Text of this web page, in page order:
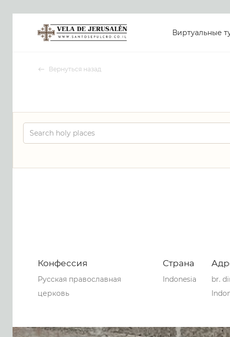
Виртуальные
Вернуться назад
Конфессия
Русская православная
церковь
Страна
Indonesia
br.
0 0 0 44